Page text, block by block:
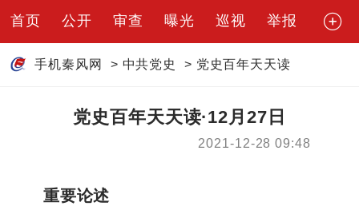
首页 公开 审查 曝光 巡视 举报
手机秦风网 > 中共党史 > 党史百年天天读
党史百年天天读·12月27日
2021-12-28 09:48
重要论述